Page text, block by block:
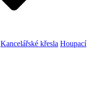
Kancelářské křesla Houpací